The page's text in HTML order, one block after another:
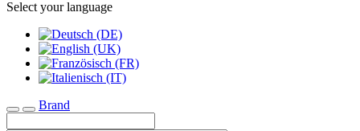
Select your language
Toggle navigation
Brand